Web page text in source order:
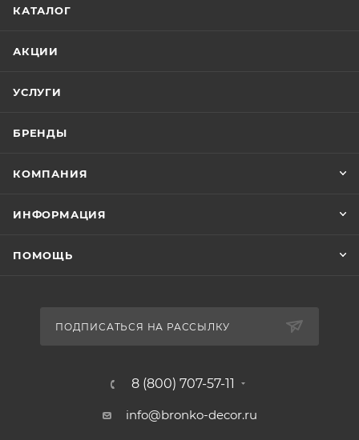
КАТАЛОГ
АКЦИИ
УСЛУГИ
БРЕНДЫ
КОМПАНИЯ
ИНФОРМАЦИЯ
ПОМОЩЬ
ПОДПИСАТЬСЯ НА РАССЫЛКУ
8 (800) 707-57-11
info@bronko-decor.ru